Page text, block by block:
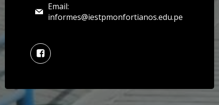
Email:
informes@iestpmonfortianos.edu.pe